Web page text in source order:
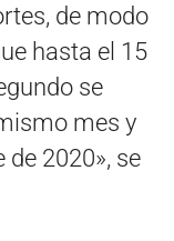
de modo
hasta el 15
se
mes y
de 2020», se